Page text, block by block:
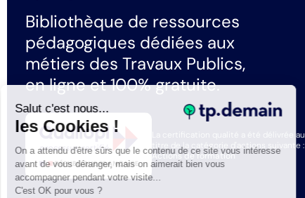
Bibliothèque de ressources
pédagogiques dédiées aux
métiers des Travaux Publics,
en ligne et 100% gratuite.
La certification qualité a été délivrée au
titre de la catégorie d'actions suivante :
Actions de formation
Salut c'est nous...
les Cookies !
On a attendu d'être sûrs que le contenu de ce site vous intéresse
avant de vous déranger, mais on aimerait bien vous
accompagner pendant votre visite...
C'est OK pour vous ?